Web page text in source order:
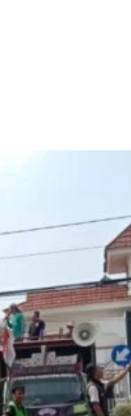
Usut Keras
Klari, Polres
Olah TKP
22 Juli 2026